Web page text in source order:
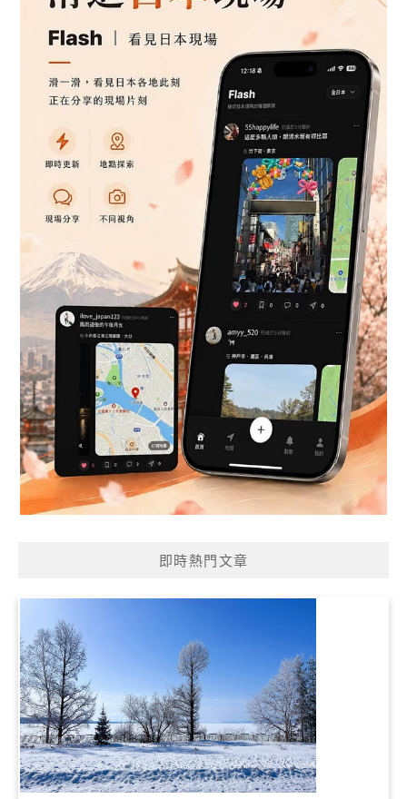
即時熱門文章